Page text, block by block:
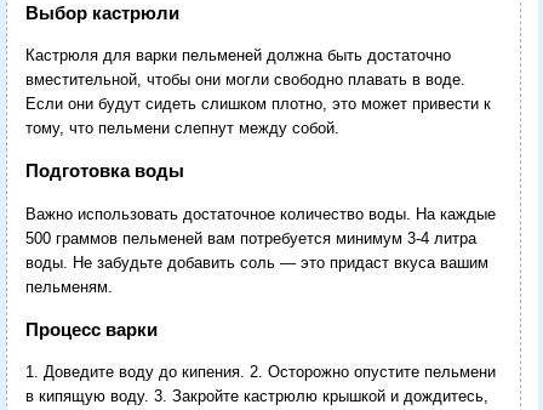
Выбор кастрюли
Кастрюля для варки пельменей должна быть достаточно
вместительной, чтобы они могли свободно плавать в воде.
Если они будут сидеть слишком плотно, это может привести к
тому, что пельмени слепнут между собой.
Подготовка воды
Важно использовать достаточное количество воды. На каждые
500 граммов пельменей вам потребуется минимум 3-4 литра
воды. Не забудьте добавить соль — это придаст вкуса вашим
пельменям.
Процесс варки
1. Доведите воду до кипения. 2. Осторожно опустите пельмени
в кипящую воду. 3. Закройте кастрюлю крышкой и дождитесь,